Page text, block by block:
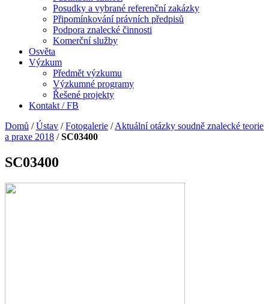
Posudky a vybrané referenční zakázky
Připomínkování právních předpisů
Podpora znalecké činnosti
Komerční služby
Osvěta
Výzkum
Předmět výzkumu
Výzkumné programy
Řešené projekty
Kontakt / FB
Domů /Ústav /Fotogalerie /Aktuální otázky soudně znalecké teorie
a praxe 2018 /SC03400
SC03400